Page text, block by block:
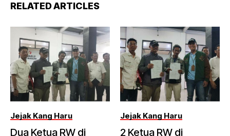
RELATED ARTICLES
Jejak Kang Haru
Dua Ketua RW di
Jejak Kang Haru
2 Ketua RW di